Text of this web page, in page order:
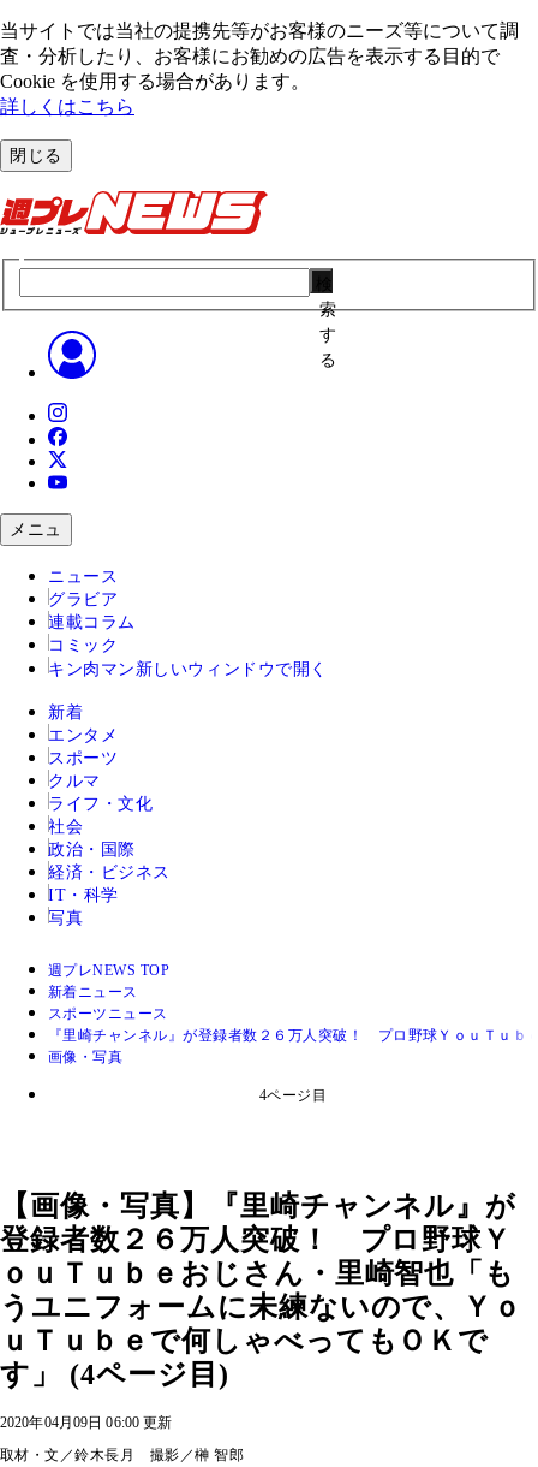
当サイトでは当社の提携先等がお客様のニーズ等について調
査・分析したり、お客様にお勧めの広告を表⽰する⽬的で
Cookie を使⽤する場合があります。
詳しくはこちら
閉じる
索
す
る
メニュ
ニュース
グラビア
連載コラム
コミック
キン肉マン 新しいウィンドウで開く
新着
エンタメ
スポーツ
クルマ
ライフ・文化
社会
政治・国際
経済・ビジネス
IT・科学
写真
週プレNEWS TOP
新着ニュース
スポーツニュース
『里崎チャンネル』が登録者数２６万人突破！ プロ野球ＹｏｕＴｕ
画像・写真
4ページ目
【画像・写真】『里崎チャンネル』が
登録者数２６万人突破！ プロ野球Ｙ
ｏｕＴｕｂｅおじさん・里崎智也「も
うユニフォームに未練ないので、Ｙｏ
ｕＴｕｂｅで何しゃべってもＯＫで
す」 (4ページ目)
2020年04月09日 06:00 更新
取材・文／鈴木長月 撮影／榊 智郎